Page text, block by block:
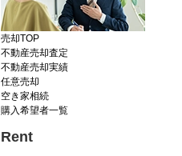
売却TOP
不動産売却査定
不動産売却実績
任意売却
空き家相続
購入希望者一覧
Rent